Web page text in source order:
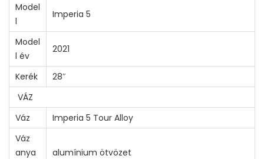
Model
l
Imperia 5
Model
l év
2021
Kerék
28″
VÁZ
Váz
Imperia 5 Tour Alloy
Váz
anya
alumínium ötvözet